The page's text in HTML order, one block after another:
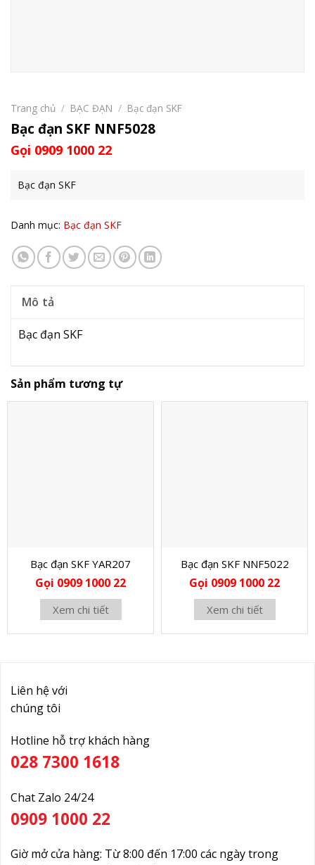
Trang chủ / BẠC ĐẠN / Bạc đạn SKF
Bạc đạn SKF NNF5028
Gọi 0909 1000 22
Bạc đạn SKF
Danh mục: Bạc đạn SKF
Mô tả
Bạc đạn SKF
Sản phẩm tương tự
Bạc đạn SKF YAR207
Gọi 0909 1000 22
Xem chi tiết
Bạc đạn SKF NNF5022
Gọi 0909 1000 22
Xem chi tiết
Liên hệ với
chúng tôi
Hotline hỗ trợ khách hàng
028 7300 1618
Chat Zalo 24/24
0909 1000 22
Giờ mở cửa hàng: Từ 8:00 đến 17:00 các ngày trong